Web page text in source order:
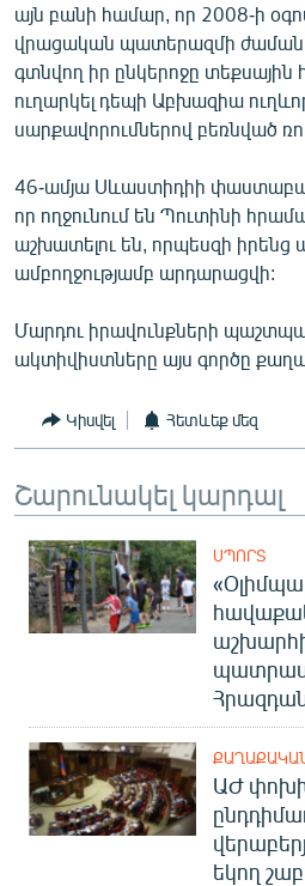
Հայերեն
English
Русский
ՀԵՏԵՎԵՔ ՄԵԶ
«Ազատության» բոլոր
այն բանի համար, որ 2008-ի
վրացական պատերազմի
գտնվող իր ընկերոջը տեքսային
ուղարկել դեպի Աբխազիա
սարքավորումներով բեռնված
46-ամյա Սևաստիդիի
որ ողջունում են Պուտինի
աշխատելու են, որպեսզի իրենց
ամբողջությամբ արդարացվի:
Մարդու իրավունքների
ակտիվիստները այս գործը
Կիսվել Հետևեք մեզ
Շարունակել կարդալ
ՍՊՈՐՏ
ԱԺ
եկող